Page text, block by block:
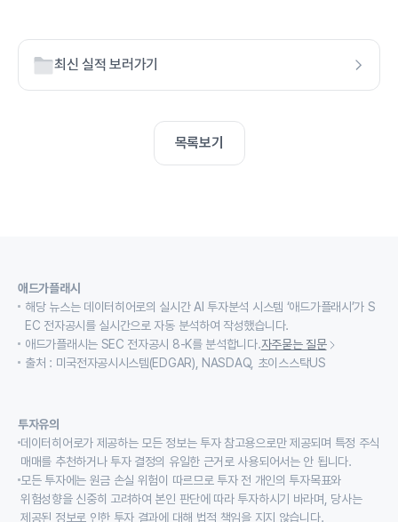
최신 실적 보러가기
목록보기
애드가플래시
해당 뉴스는 데이터히어로의 실시간 AI 투자분석 시스템 ‘애드가플래시’가 S
EC 전자공시를 실시간으로 자동 분석하여 작성했습니다.
애드가플래시는 SEC 전자공시 8-K를 분석합니다.자주묻는 질문
출처 : 미국전자공시시스템(EDGAR), NASDAQ, 초이스스탁US
투자유의
데이터히어로가 제공하는 모든 정보는 투자 참고용으로만 제공되며 특정 주식
매매를 추천하거나 투자 결정의 유일한 근거로 사용되어서는 안 됩니다.
모든 투자에는 원금 손실 위험이 따르므로 투자 전 개인의 투자목표와
위험성향을 신중히 고려하여 본인 판단에 따라 투자하시기 바라며, 당사는
제공된 정보로 인한 투자 결과에 대해 법적 책임을 지지 않습니다.